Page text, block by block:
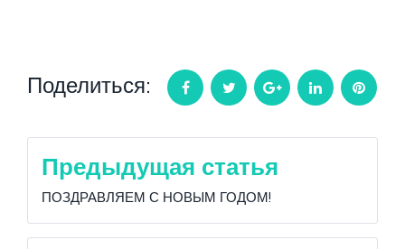
Поделиться: Facebook Twitter Google+ LinkedIn
Навигация
по
записям
Предыдущая статья
ПОЗДРАВЛЯЕМ С НОВЫМ ГОДОМ!